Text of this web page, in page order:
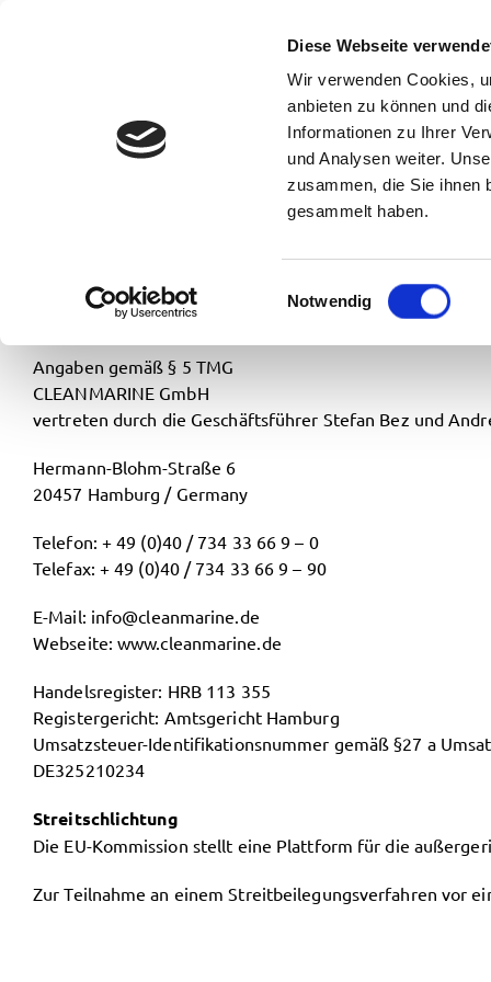
Diese Webseite
Wir verwenden Cookies,
anbieten zu können und
Informationen zu Ihrer
und Analysen weiter.
zusammen, die Sie ihnen
gesammelt haben.
Einwilligungsauswahl
Notwendig
Imprint
CLEANMARINE GmbH
Angaben gemäß § 5 TMG
CLEANMARINE GmbH
vertreten durch die Geschäftsführer Stefan Bez und
Hermann-Blohm-Straße 6
20457 Hamburg / Germany
Telefon: + 49 (0)40 / 734 33 66 9 – 0
Telefax: + 49 (0)40 / 734 33 66 9 – 90
E-Mail: info@cleanmarine.de
Webseite: www.cleanmarine.de
Handelsregister: HRB 113 355
Registergericht: Amtsgericht Hamburg
Umsatzsteuer-Identifikationsnummer gemäß §27 a
DE325210234
Streitschlichtung
Die EU-Kommission stellt eine Plattform für die
Zur Teilnahme an einem Streitbeilegungsverfahren vor